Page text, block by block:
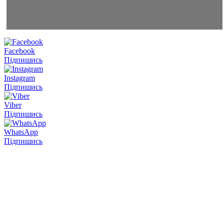
Facebook
Підпишись
Instagram
Підпишись
Viber
Підпишись
WhatsApp
Підпишись